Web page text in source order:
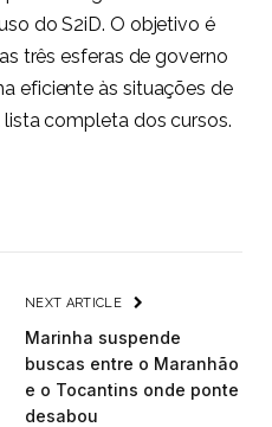
do S2iD. O objetivo é
três esferas de governo
eficiente às situações de
lista completa dos cursos.
NEXT ARTICLE
Marinha suspende
buscas entre o Maranhão
e o Tocantins onde ponte
desabou